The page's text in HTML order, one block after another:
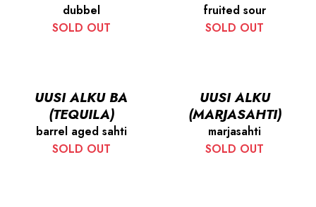
dubbel
SOLD OUT
fruited sour
SOLD OUT
UUSI ALKU BA
(TEQUILA)
barrel aged sahti
SOLD OUT
UUSI ALKU
(MARJASAHTI)
marjasahti
SOLD OUT